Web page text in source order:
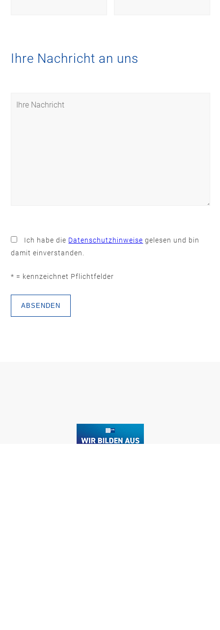
Ihre Nachricht an uns
lasse
dieses
Ich habe die Datenschutzhinweise gelesen und bin
damit einverstanden.
* = kennzeichnet Pflichtfelder